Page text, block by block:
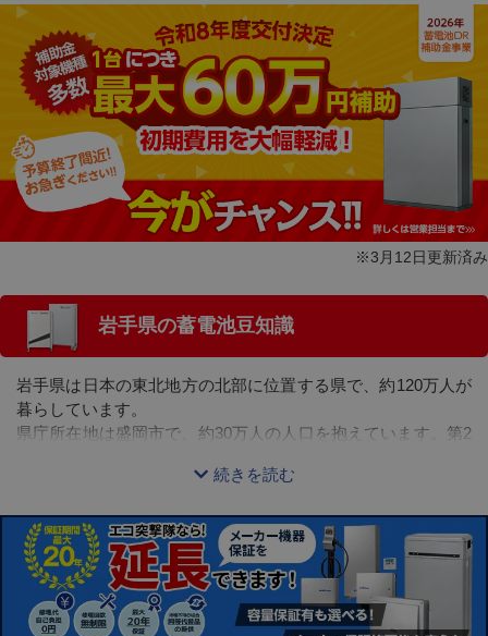
※3月12日更新済み
岩手県の蓄電池豆知識
岩手県は日本の東北地方の北部に位置する県で、約120万人が
暮らしています。
県庁所在地は盛岡市で、約30万人の人口を抱えています。第2
の多い自然あふれる県といえます。
年間の日照時間は1,564時間、太陽光を利用した発電機器のあ
る住宅数は24,300件となっており、全世帯490,828件の内約
5.0%の住宅で太陽光発電機器が設置されています。
続きを読む